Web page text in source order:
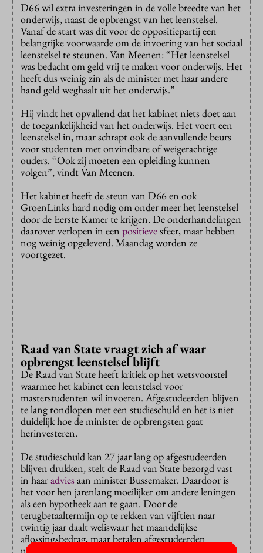
D66 wil extra investeringen in de volle breedte van het
onderwijs, naast de opbrengst van het leenstelsel.
Vanaf de start was dit voor de oppositiepartij een
belangrijke voorwaarde om de invoering van het sociaal
leenstelsel te steunen. Van Meenen: “Het leenstelsel
was bedacht om geld vrij te maken voor onderwijs. Het
heeft dus weinig zin als de minister met haar andere
hand geld weghaalt uit het onderwijs.”
Hij vindt het opvallend dat het kabinet niets doet aan
de toegankelijkheid van het onderwijs. Het voert een
leenstelsel in, maar schrapt ook de aanvullende beurs
voor studenten met onvindbare of weigerachtige
ouders. “Ook zij moeten een opleiding kunnen
volgen”, vindt Van Meenen.
Het kabinet heeft de steun van D66 en ook
GroenLinks hard nodig om onder meer het leenstelsel
door de Eerste Kamer te krijgen. De onderhandelingen
daarover verlopen in een positievesfeer, maar hebben
nog weinig opgeleverd. Maandag worden ze
voortgezet.
Raad van State vraagt zich af waar
opbrengst leenstelsel blijft
De Raad van State heeft kritiek op het wetsvoorstel
waarmee het kabinet een leenstelsel voor
masterstudenten wil invoeren. Afgestudeerden blijven
te lang rondlopen met een studieschuld en het is niet
duidelijk hoe de minister de opbrengsten gaat
herinvesteren.
De studieschuld kan 27 jaar lang op afgestudeerden
blijven drukken, stelt de Raad van State bezorgd vast
in haaradviesaan minister Bussemaker. Daardoor is
het voor hen jarenlang moeilijker om andere leningen
als een hypotheek aan te gaan. Door de
terugbetaaltermijn op te rekken van vijftien naar
twintig jaar daalt weliswaar het maandelijkse
aflossingsbedrag, maar betalen afgestudeerden